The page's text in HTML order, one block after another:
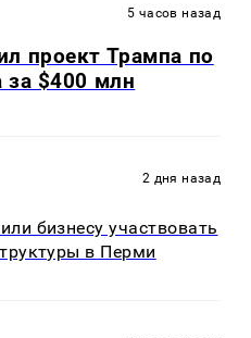
5 часов назад
проект Трампа по
за $400 млн
2 дня назад
бизнесу участвовать
в Перми